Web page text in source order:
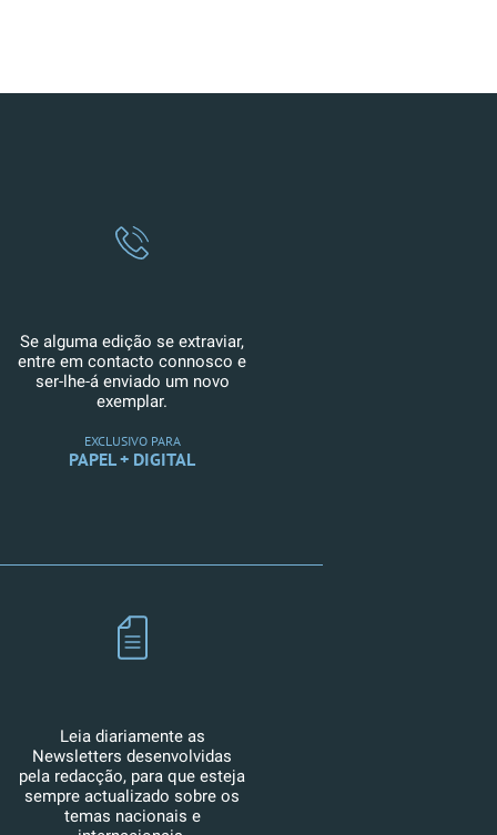
Se alguma edição se extraviar,
entre em contacto connosco e
ser-lhe-á enviado um novo
exemplar.
EXCLUSIVO PARA
PAPEL + DIGITAL
Leia diariamente as
Newsletters desenvolvidas
pela redacção, para que esteja
sempre actualizado sobre os
temas nacionais e